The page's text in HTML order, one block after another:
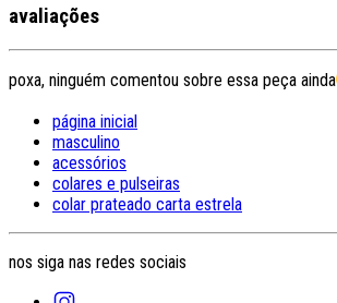
avaliações
poxa, ninguém comentou sobre essa peça ainda
página inicial
masculino
acessórios
colares e pulseiras
colar prateado carta estrela
nos siga nas redes sociais